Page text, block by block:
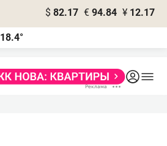
$ 82.17 € 94.84 ¥ 12.17
18.4°